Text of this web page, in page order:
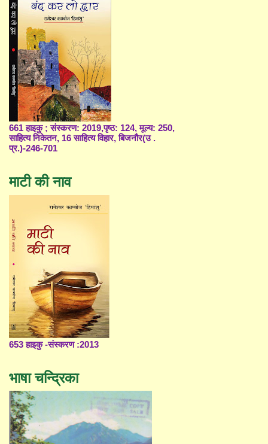
661 हाइकु ; संस्करण: 2019,पृष्ठ: 124, मूल्य: 250,
साहित्य निकेतन, 16 साहित्य विहार, बिजनौर(उ .
प्र.)-246-701
माटी की नाव
653 हाइकु -संस्करण :2013
भाषा चन्द्रिका